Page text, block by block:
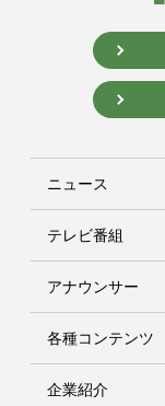
ニュース
テレビ番組
アナウンサー
各種コンテンツ
企業紹介